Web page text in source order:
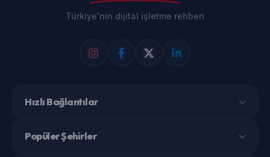
Türkiye'nin dijital işletme rehberi
Hızlı Bağlantılar
Popüler Şehirler